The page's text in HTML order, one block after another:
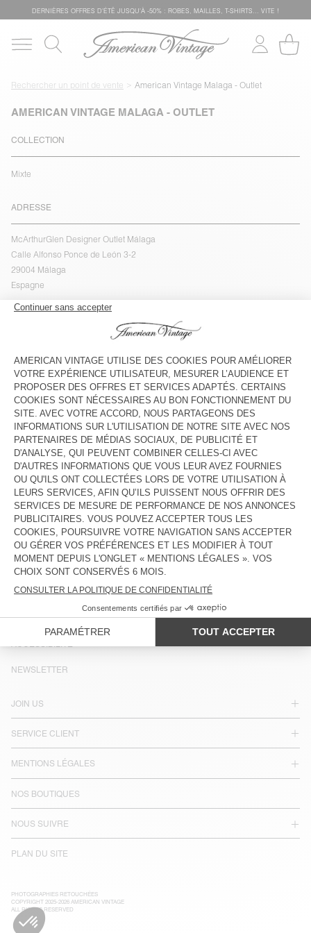
DERNIÈRES OFFRES D'ÉTÊ JUSQU'À -50% : ROBES, MAILLES, T-SHIRTS... VITE !
Rechercher un point de vente American Vintage Malaga - Outlet
AMERICAN VINTAGE MALAGA - OUTLET
COLLECTION
Mixte
ADRESSE
McArthurGlen Designer Outlet Málaga
Calle Alfonso Ponce de León 3-2
29004 Málaga
Espagne
Lundi
10:00 - 22:00
Mardi
10:00 - 22:00
Mercredi
10:00 - 22:00
Jeudi
10:00 - 22:00
Vendredi
10:00 - 22:00
Samedi
10:00 - 22:00
Dimanche
10:00 - 22:00
CONTACT
Tél. :(+34) 951 495 625
E-mail :contact@americanvintage-store.com
FRANCE
LANGUE :
ACCESSIBILITÉ
JOIN US
SERVICE CLIENT
MENTIONS LÉGALES
NOS BOUTIQUES
NOUS SUIVRE
PLAN DU SITE
NEWSLETTER
PHOTOGRAPHIES RETOUCHÉES
COPYRIGHT 2025-2026 AMERICAN VINTAGE
ALL RIGHTS RESERVED